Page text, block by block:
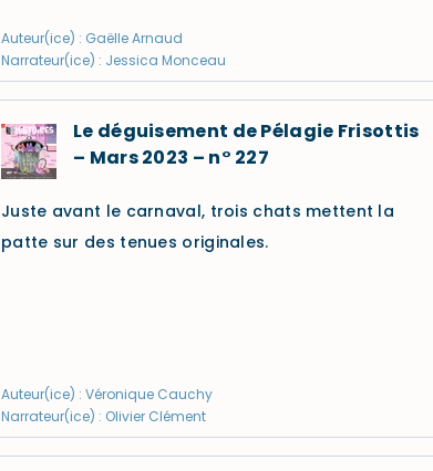
Auteur(ice) : Gaëlle Arnaud
Narrateur(ice) : Jessica Monceau
Le déguisement de Pélagie Frisottis
– Mars 2023 – n° 227
Juste avant le carnaval, trois chats mettent la
patte sur des tenues originales.
Auteur(ice) : Véronique Cauchy
Narrateur(ice) : Olivier Clément